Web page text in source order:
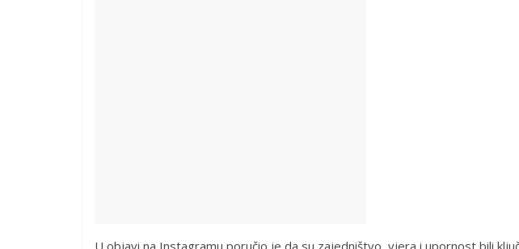
U objavi na Instagramu poručio je da su zajedništvo, vjera i upornost bili